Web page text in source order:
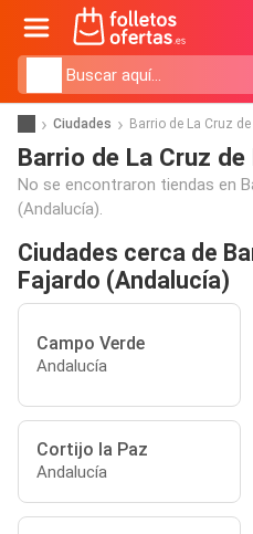
Ciudades Barrio de La Cruz
Barrio de La Cruz
No se encontraron tiendas en
(Andalucía).
Ciudades cerca de
Fajardo (Andalucía)
Campo Verde
Andalucía
Cortijo la Paz
Andalucía